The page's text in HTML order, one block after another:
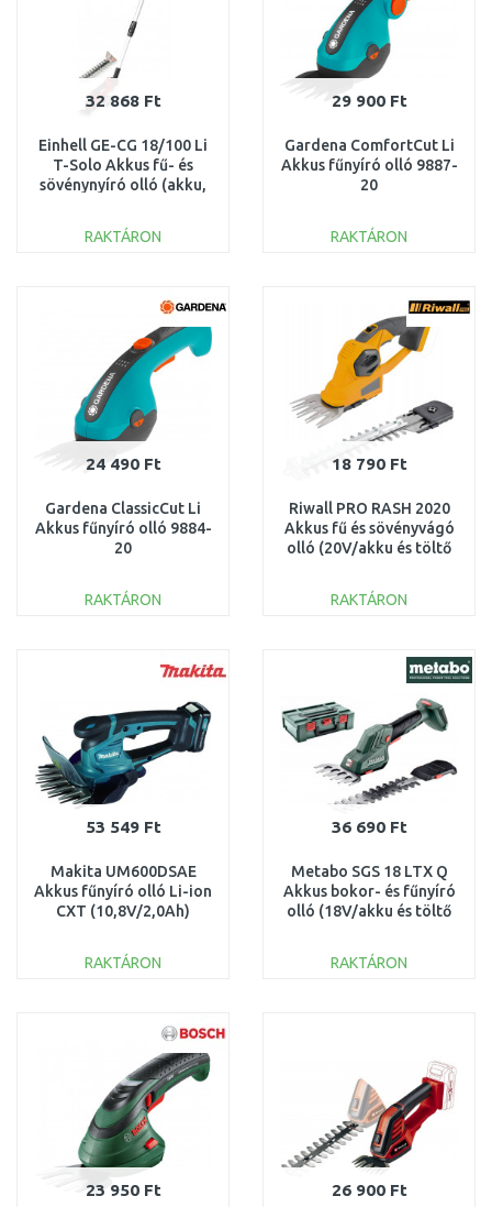
32 868 Ft
Einhell GE-CG 18/100 Li
T-Solo Akkus fű- és
sövénynyíró olló (akku,
RAKTÁRON
Összehasonlítás
29 900 Ft
Gardena ComfortCut Li
Akkus fűnyíró olló 9887-
20
RAKTÁRON
Összehasonlítás
24 490 Ft
Gardena ClassicCut Li
Akkus fűnyíró olló 9884-
20
RAKTÁRON
Összehasonlítás
18 790 Ft
Riwall PRO RASH 2020
Akkus fű és sövényvágó
olló (20V/akku és töltő
RAKTÁRON
Összehasonlítás
53 549 Ft
Makita UM600DSAE
Akkus fűnyíró olló Li-ion
CXT (10,8V/2,0Ah)
RAKTÁRON
Összehasonlítás
36 690 Ft
Metabo SGS 18 LTX Q
Akkus bokor- és fűnyíró
olló (18V/akku és töltő
RAKTÁRON
23 950 Ft 26 900 Ft